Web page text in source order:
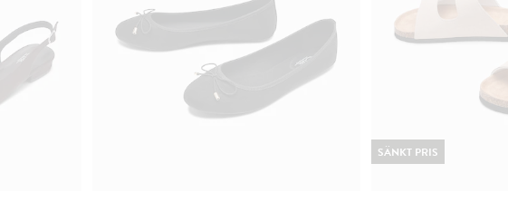
SÄNKT PRIS